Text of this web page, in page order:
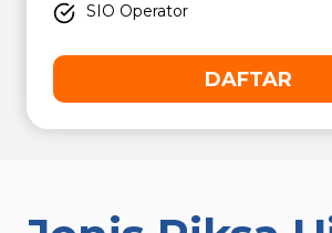
SIO Operator
DAFTAR